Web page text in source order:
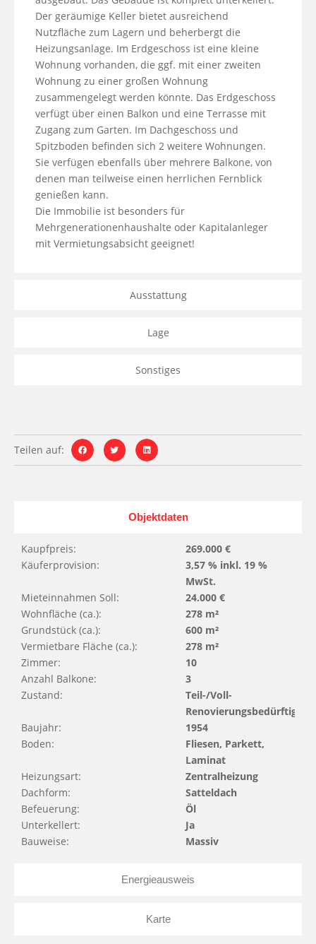
Der geräumige Keller bietet ausreichend
Nutzfläche zum Lagern und beherbergt die
Heizungsanlage. Im Erdgeschoss ist eine kleine
Wohnung vorhanden, die ggf. mit einer zweiten
Wohnung zu einer großen Wohnung
zusammengelegt werden könnte. Das Erdgeschoss
verfügt über einen Balkon und eine Terrasse mit
Zugang zum Garten. Im Dachgeschoss und
Spitzboden befinden sich 2 weitere Wohnungen.
Sie verfügen ebenfalls über mehrere Balkone, von
denen man teilweise einen herrlichen Fernblick
genießen kann.
Die Immobilie ist besonders für
Mehrgenerationenhaushalte oder Kapitalanleger
mit Vermietungsabsicht geeignet!
Ausstattung
Lage
Sonstiges
Teilen auf:
Objektdaten
Energieausweis
Karte
Kaupfpreis:
269.000 €
Käuferprovision:
3,57 % inkl. 19 %
MwSt.
Mieteinnahmen Soll:
24.000 €
Wohnfläche (ca.):
278 m²
Grundstück (ca.):
600 m²
Vermietbare Fläche (ca.):
278 m²
Zimmer:
10
Anzahl Balkone:
3
Zustand:
Teil-/Voll-
Renovierungsbedürftig
Baujahr:
1954
Boden:
Fliesen, Parkett,
Laminat
Heizungsart:
Zentralheizung
Dachform:
Satteldach
Befeuerung:
Öl
Unterkellert:
Ja
Bauweise:
Massiv